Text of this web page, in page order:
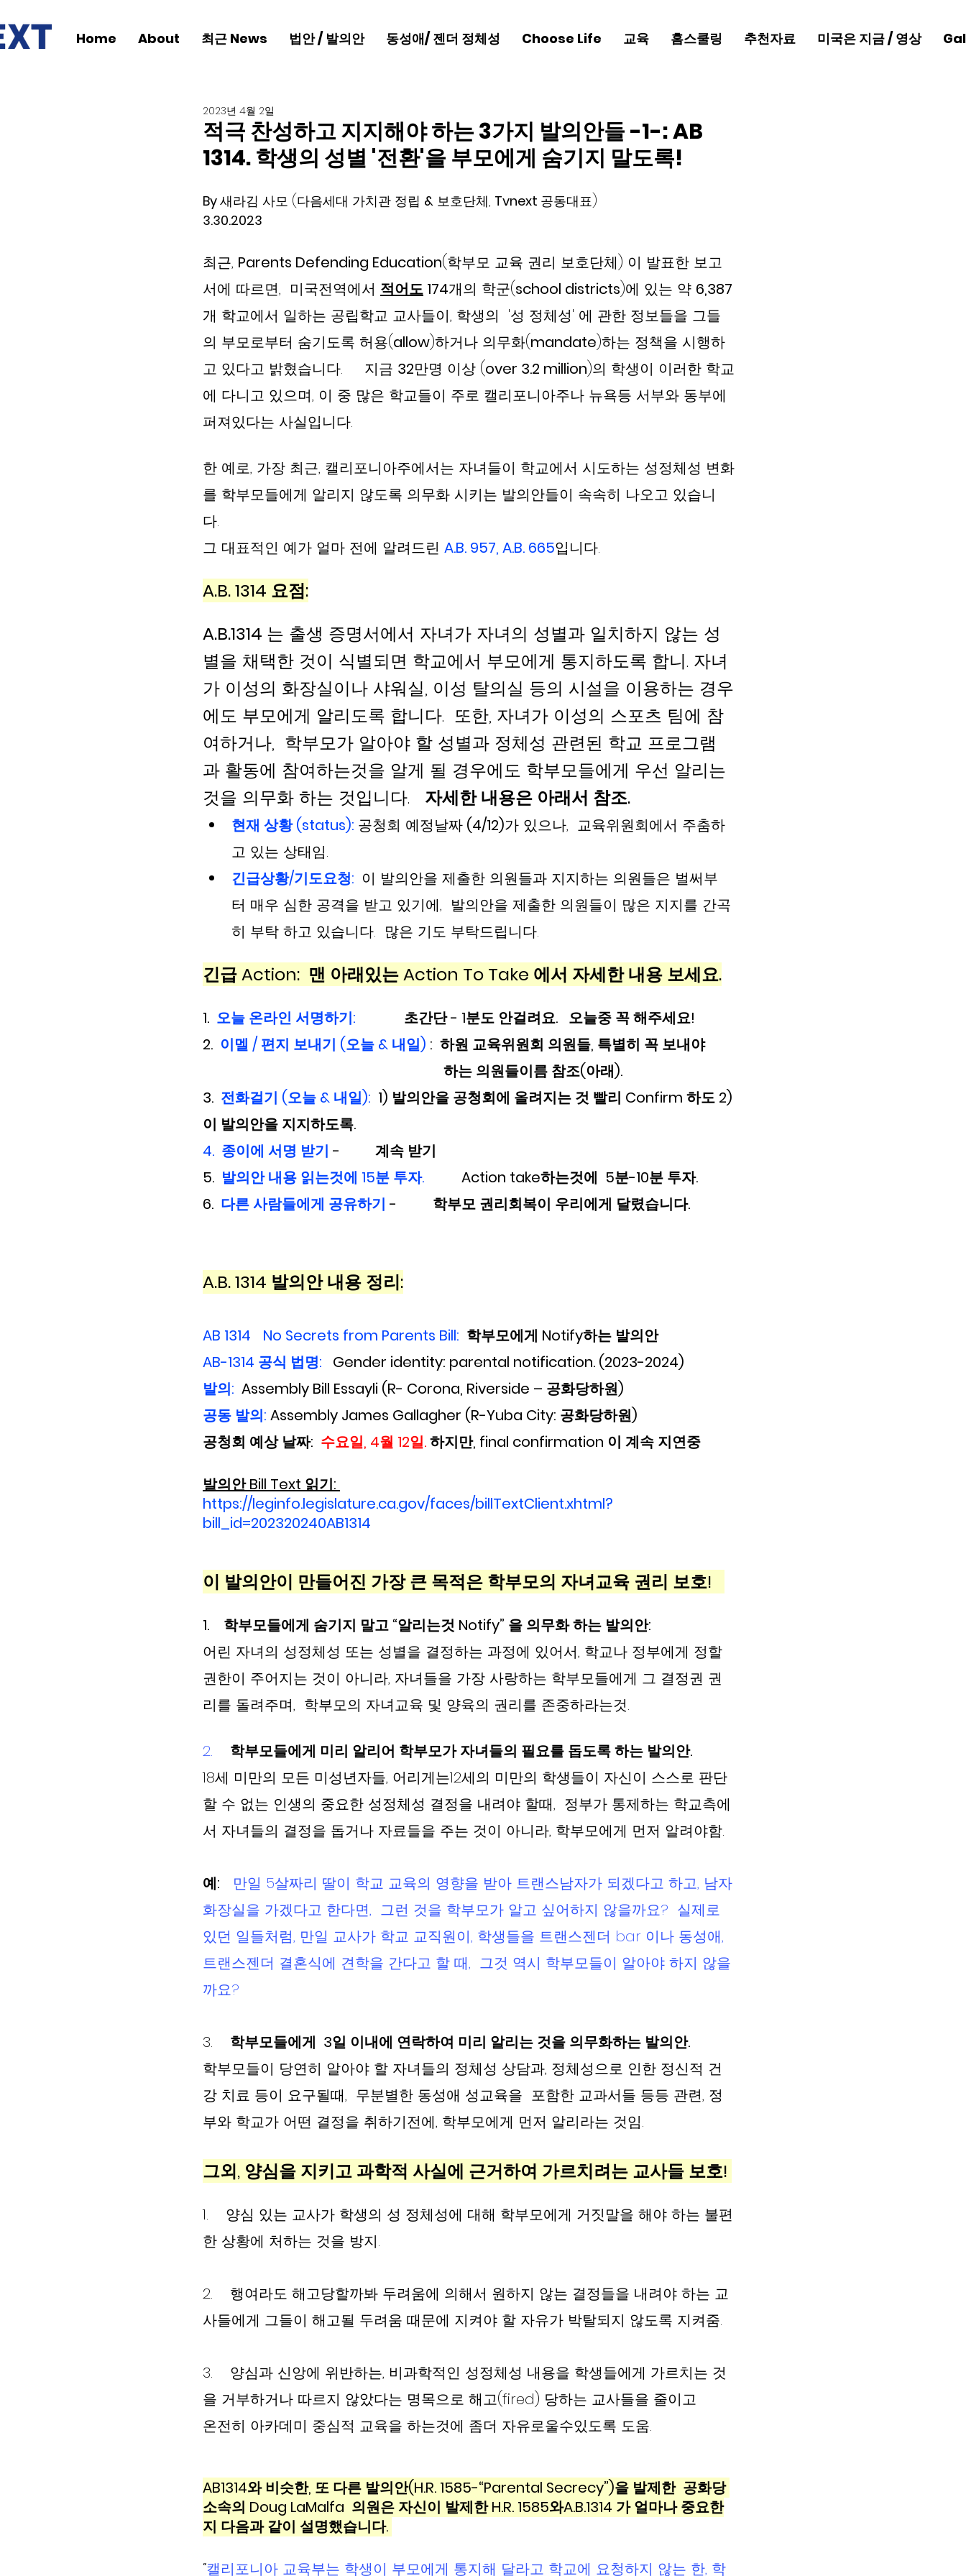
Home About 최근 News 법안 / 발의안 동성애/ 젠더 정체성 Choose Life 교육 홈스쿨링 추천자료 미국은 지금 / 영상
적극 찬성하고 지지해야 하는 3가지 발의안들 -1-: AB
1314. 학생의 성별 '전환'을 부모에게 숨기지 말도록!
2023년 4월 2일
By 새라김 사모 (다음세대 가치관 정립 & 보호단체, Tvnext 공동대표)
3.30.2023
최근, Parents Defending Education(학부모 교육 권리 보호단체) 이 발표한 보고
서에 따르면,  미국전역에서 적어도 174개의 학군(school districts)에 있는 약 6,387
개 학교에서 일하는 공립학교 교사들이, 학생의  '성 정체성' 에 관한 정보들을 그들
의 부모로부터 숨기도록 허용(allow)하거나 의무화(mandate)하는 정책을 시행하
고 있다고 밝혔습니다.     지금 32만명 이상 (over 3.2 million)의 학생이 이러한 학교
에 다니고 있으며, 이 중 많은 학교들이 주로 캘리포니아주나 뉴욕등 서부와 동부에
퍼져있다는 사실입니다.
한 예로, 가장 최근, 캘리포니아주에서는 자녀들이 학교에서 시도하는 성정체성 변화
를 학부모들에게 알리지 않도록 의무화 시키는 발의안들이 속속히 나오고 있습니
다.
그 대표적인 예가 얼마 전에 알려드린 A.B. 957, A.B. 665입니다.
A.B. 1314 요점:
A.B.1314 는 출생 증명서에서 자녀가 자녀의 성별과 일치하지 않는 성
별을 채택한 것이 식별되면 학교에서 부모에게 통지하도록 합니. 자녀
가 이성의 화장실이나 샤워실, 이성 탈의실 등의 시설을 이용하는 경우
에도 부모에게 알리도록 합니다.  또한, 자녀가 이성의 스포츠 팀에 참
여하거나,  학부모가 알아야 할 성별과 정체성 관련된 학교 프로그램
과 활동에 참여하는것을 알게 될 경우에도 학부모들에게 우선 알리는
것을 의무화 하는 것입니다. 자세한 내용은 아래서 참조.
현재 상황 (status): 공청회 예정날짜 (4/12)가 있으나,  교육위원회에서 주춤하
고 있는 상태임.
긴급상황/기도요청: 이 발의안을 제출한 의원들과 지지하는 의원들은 벌써부
터 매우 심한 공격을 받고 있기에,  발의안을 제출한 의원들이 많은 지지를 간곡
히 부탁 하고 있습니다.  많은 기도 부탁드립니다.
긴급 Action:  맨 아래있는 Action To Take 에서 자세한 내용 보세요.
1. 오늘 온라인 서명하기:
초간단 - 1분도 안걸려요.   오늘중 꼭 해주세요!
2. 이멜 / 편지 보내기 (오늘 & 내일) :  하원 교육위원회 의원들, 특별히 꼭 보내야
                                                                   하는 의원들이름 참조(아래).
3. 전화걸기 (오늘 & 내일): 1) 발의안을 공청회에 올려지는 것 빨리 Confirm 하도 2)
이 발의안을 지지하도록.
4.  종이에 서명 받기
-   	계속 받기
5. 발의안 내용 읽는것에 15분 투자.
  	Action take하는것에  5분-10분 투자.
6. 다른 사람들에게 공유하기 - 학부모 권리회복이 우리에게 달렸습니다.
A.B. 1314 발의안 내용 정리:
AB 1314 No Secrets from Parents Bill: 학부모에게 Notify하는 발의안
AB-1314 공식 법명:
   Gender identity: parental notification. (2023-2024)
발의: Assembly Bill Essayli (R- Corona, Riverside – 공화당하원)
공동 발의: Assembly James Gallagher (R-Yuba City: 공화당하원)
공청회 예상 날짜: 수요일, 4월 12일. 하지만, final confirmation 이 계속 지연중
발의안 Bill Text 읽기:
https://leginfo.legislature.ca.gov/faces/billTextClient.xhtml?
bill_id=202320240AB1314
이 발의안이 만들어진 가장 큰 목적은 학부모의 자녀교육 권리 보호!
1.    학부모들에게 숨기지 말고 “알리는것 Notify” 을 의무화 하는 발의안:
어린 자녀의 성정체성 또는 성별을 결정하는 과정에 있어서, 학교나 정부에게 정할
권한이 주어지는 것이 아니라, 자녀들을 가장 사랑하는 학부모들에게 그 결정권 권
리를 돌려주며,  학부모의 자녀교육 및 양육의 권리를 존중하라는것.
2. 학부모들에게 미리 알리어 학부모가 자녀들의 필요를 돕도록 하는 발의안.
18세 미만의 모든 미성년자들, 어리게는12세의 미만의 학생들이 자신이 스스로 판단
할 수 없는 인생의 중요한 성정체성 결정을 내려야 할때,  정부가 통제하는 학교측에
서 자녀들의 결정을 돕거나 자료들을 주는 것이 아니라, 학부모에게 먼저 알려야함.
예:
만일 5살짜리 딸이 학교 교육의 영향을 받아 트랜스남자가 되겠다고 하고, 남자
화장실을 가겠다고 한다면,  그런 것을 학부모가 알고 싶어하지 않을까요?  실제로
있던 일들처럼, 만일 교사가 학교 교직원이, 학생들을 트랜스젠더 bar 이나 동성애,
트랜스젠더 결혼식에 견학을 간다고 할 때,  그것 역시 학부모들이 알아야 하지 않을
까요?
3. 학부모들에게  3일 이내에 연락하여 미리 알리는 것을 의무화하는 발의안.
학부모들이 당연히 알아야 할 자녀들의 정체성 상담과, 정체성으로 인한 정신적 건
강 치료 등이 요구될때,  무분별한 동성애 성교육을  포함한 교과서들 등등 관련, 정
부와 학교가 어떤 결정을 취하기전에, 학부모에게 먼저 알리라는 것임.
그외, 양심을 지키고 과학적 사실에 근거하여 가르치려는 교사들 보호!
1.    양심 있는 교사가 학생의 성 정체성에 대해 학부모에게 거짓말을 해야 하는 불편
한 상황에 처하는 것을 방지.
2.    행여라도 해고당할까봐 두려움에 의해서 원하지 않는 결정들을 내려야 하는 교
사들에게 그들이 해고될 두려움 때문에 지켜야 할 자유가 박탈되지 않도록 지켜줌.
3.    양심과 신앙에 위반하는, 비과학적인 성정체성 내용을 학생들에게 가르치는 것
을 거부하거나 따르지 않았다는 명목으로 해고(fired) 당하는 교사들을 줄이고
온전히 아카데미 중심적 교육을 하는것에 좀더 자유로울수있도록 도움.
AB1314와 비슷한, 또 다른 발의안(H.R. 1585-“Parental Secrecy”)을 발제한  공화당
소속의 Doug LaMalfa  의원은 자신이 발제한 H.R. 1585와A.B.1314 가 얼마나 중요한
지 다음과 같이 설명했습니다.
“캘리포니아 교육부는 학생이 부모에게 통지해 달라고 학교에 요청하지 않는 한, 학